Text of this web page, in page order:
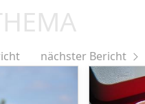
nächster Bericht